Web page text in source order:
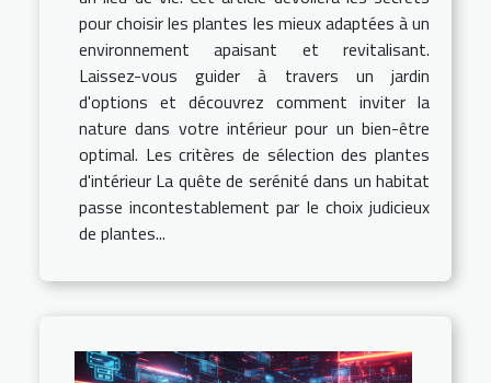
pour choisir les plantes les mieux adaptées à un
environnement apaisant et revitalisant.
Laissez-vous guider à travers un jardin
d'options et découvrez comment inviter la
nature dans votre intérieur pour un bien-être
optimal. Les critères de sélection des plantes
d'intérieur La quête de serénité dans un habitat
passe incontestablement par le choix judicieux
de plantes...